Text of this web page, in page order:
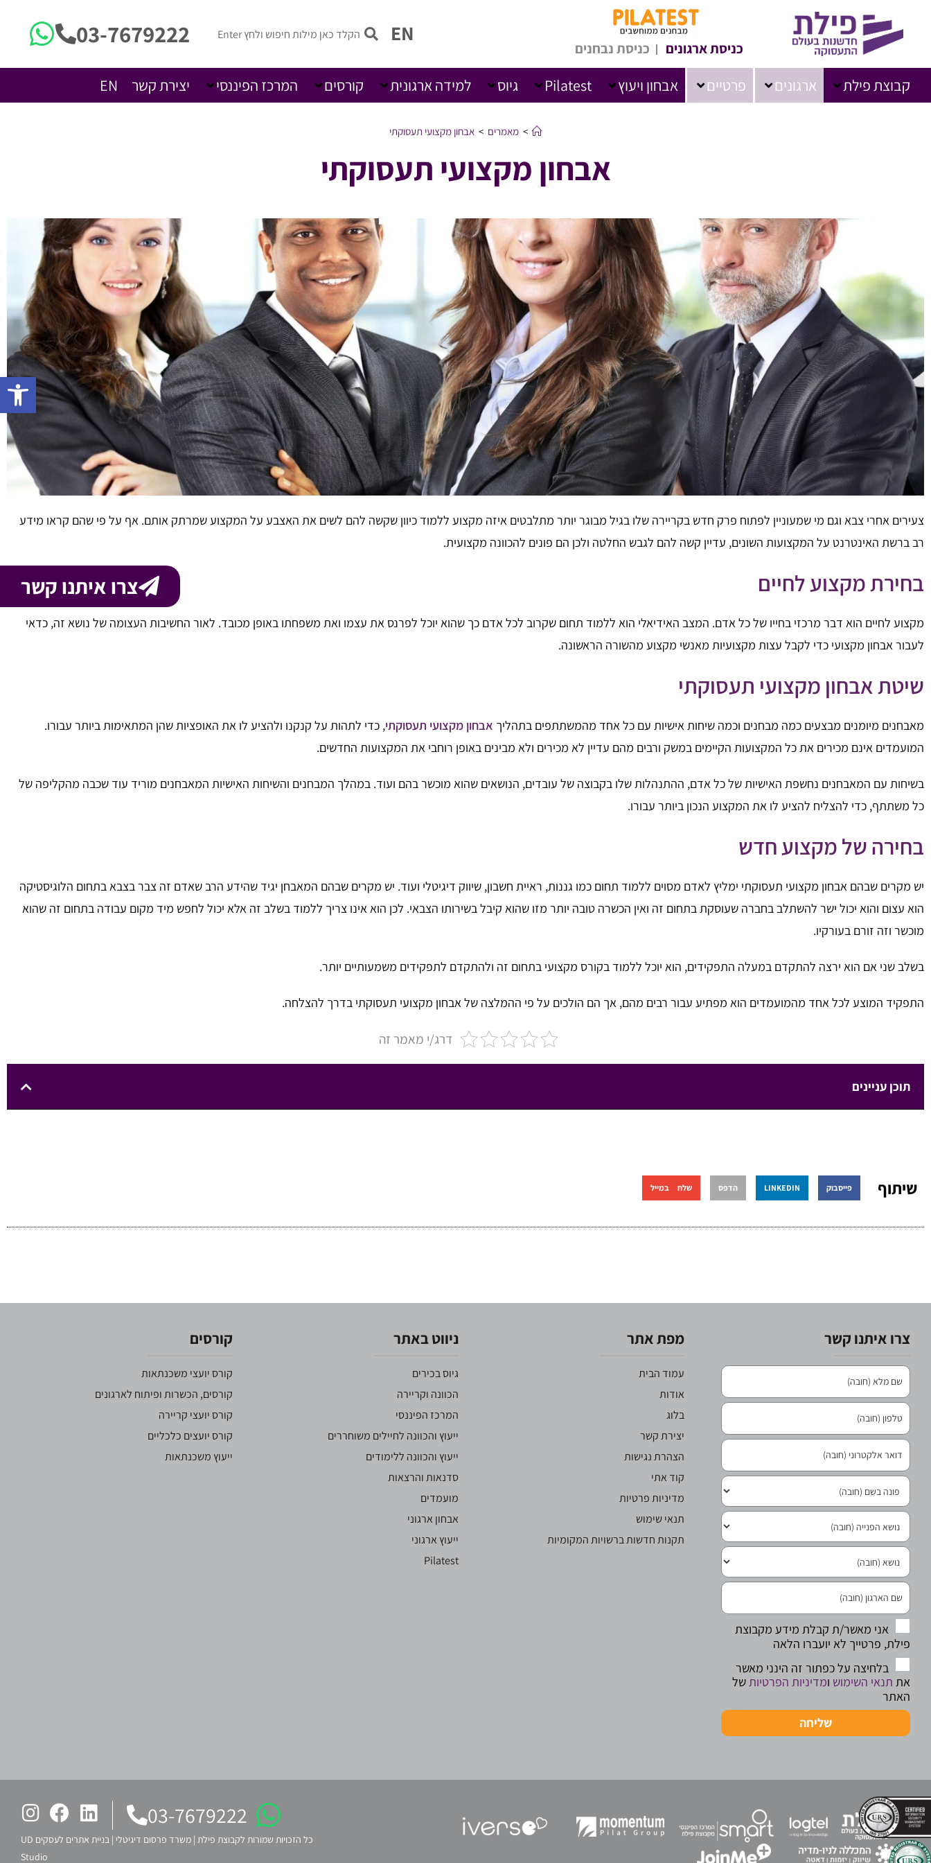
כניסת ארגונים כניסת נבחנים
EN
03-7679222
צרו איתנו קשר
קבוצת פילת ארגונים פרטיים אבחון ויעוץ Pilatest גיוס למידה ארגונית קורסים המרכז הפיננסי יצירת קשר EN
אבחון מקצועי תעסוקתי
> מאמרים > אבחון מקצועי תעסוקתי
צעירים אחרי צבא וגם מי שמעוניין לפתוח פרק חדש בקריירה שלו בגיל מבוגר יותר מתלבטים איזה מקצוע ללמוד כיוון שקשה להם לשים את האצבע על המקצוע שמרתק אותם. אף על פי שהם קראו מידע
רב ברשת האינטרנט על המקצועות השונים, עדיין קשה להם לגבש החלטה ולכן הם פונים להכוונה מקצועית.
בחירת מקצוע לחיים
מקצוע לחיים הוא דבר מרכזי בחייו של כל אדם. המצב האידיאלי הוא ללמוד תחום שקרוב לכל אדם כך שהוא יוכל לפרנס את עצמו ואת משפחתו באופן מכובד. לאור החשיבות העצומה של נושא זה, כדאי
לעבור אבחון מקצועי כדי לקבל עצות מקצועיות מאנשי מקצוע מהשורה הראשונה.
שיטת אבחון מקצועי תעסוקתי
מאבחנים מיומנים מבצעים כמה מבחנים וכמה שיחות אישיות עם כל אחד מהמשתתפים בתהליך אבחון מקצועי תעסוקתי, כדי לתהות על קנקנו ולהציע לו את האופציות שהן המתאימות ביותר עבורו.
המועמדים אינם מכירים את כל המקצועות הקיימים במשק ורבים מהם עדיין לא מכירים ולא מבינים באופן רוחבי את המקצועות החדשים.
בשיחות עם המאבחנים נחשפת האישיות של כל אדם, ההתנהלות שלו בקבוצה של עובדים, הנושאים שהוא מוכשר בהם ועוד. במהלך המבחנים והשיחות האישיות המאבחנים מוריד עוד שכבה מהקליפה של
כל משתתף, כדי להצליח להציע לו את המקצוע הנכון ביותר עבורו.
בחירה של מקצוע חדש
יש מקרים שבהם אבחון מקצועי תעסוקתי ימליץ לאדם מסוים ללמוד תחום כמו גננות, ראיית חשבון, שיווק דיגיטלי ועוד. יש מקרים שבהם המאבחן יגיד שהידע הרב שאדם זה צבר בצבא בתחום הלוגיסטיקה
הוא עצום והוא יכול ישר להשתלב בחברה שעוסקת בתחום זה ואין הכשרה טובה יותר מזו שהוא קיבל בשירותו הצבאי. לכן הוא אינו צריך ללמוד בשלב זה אלא יכול לחפש מיד מקום עבודה בתחום זה שהוא
מוכשר וזה זורם בעורקיו.
בשלב שני אם הוא ירצה להתקדם במעלה התפקידים, הוא יוכל ללמוד בקורס מקצועי בתחום זה ולהתקדם לתפקידים משמעותיים יותר.
התפקיד המוצע לכל אחד מהמועמדים הוא מפתיע עבור רבים מהם, אך הם הולכים על פי ההמלצה של אבחון מקצועי תעסוקתי בדרך להצלחה.
דרג/י מאמר זה
תוכן עניינים
שיתוף פייסבוק LINKEDIN הדפס שלח במייל
צרו איתנו קשר
אני מאשר/ת קבלת מידע מקבוצת
פילת, פרטייך לא יועברו הלאה
בלחיצה על כפתור זה הינני מאשר
את תנאי השימוש ומדיניות הפרטיותשל
האתר
שליחה
מפת אתר
עמוד הבית
אודות
בלוג
יצירת קשר
הצהרת נגישות
קוד אתי
מדיניות פרטיות
תנאי שימוש
תקנות חדשות ברשויות המקומיות
ניווט באתר
גיוס בכירים
הכוונה וקריירה
המרכז הפיננסי
ייעוץ והכוונה לחיילים משוחררים
ייעוץ והכוונה ללימודים
סדנאות והרצאות
מועמדים
אבחון ארגוני
ייעוץ ארגוני
Pilatest
קורסים
קורס יועצי משכנתאות
קורסים, הכשרות ופיתוח לארגונים
קורס יועצי קריירה
קורס יועצים כלכליים
ייעוץ משכנתאות
03-7679222
כל הזכויות שמורות לקבוצת פילת | משרד פרסום דיגיטלי |
בניית אתרים לעסקים UD
Studio